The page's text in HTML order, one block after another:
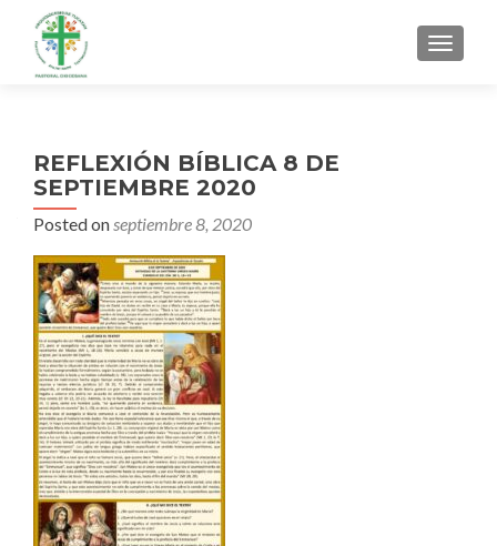
MENU
REFLEXIÓN BÍBLICA 8 DE
SEPTIEMBRE 2020
Posted onseptiembre 8, 2020